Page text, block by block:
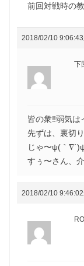
前回対戦時の
2018/02/10 9:06:43
下
皆の衆‼️弱気は
先ずは、裏切
じゃ〜ψ(｀
すぅ〜さん、
2018/02/10 9:46:02